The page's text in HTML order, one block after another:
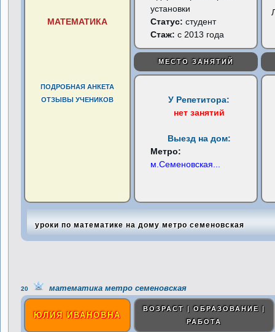
МАТЕМАТИКА
ПОДРОБНАЯ АНКЕТА
ОТЗЫВЫ УЧЕНИКОВ
установки
Статус:студент
Стаж: с 2013 года
МЕСТО ЗАНЯТИЙ
У Репетитора:
нет занятий
Выезд на дом:
Метро:
м.Семеновская
уроки по математике на дому метро семеновская
20 математика метро семеновская
ЮЛИЯ ИВАНОВНА
ВОЗРАСТ | ОБРАЗОВАНИЕ |
РАБОТА